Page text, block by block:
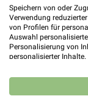
Speichern von oder
Verwendung
von Profilen für
Auswahl
Personalisierung von
personalisierter
Kombinationen von
Verbesserung der